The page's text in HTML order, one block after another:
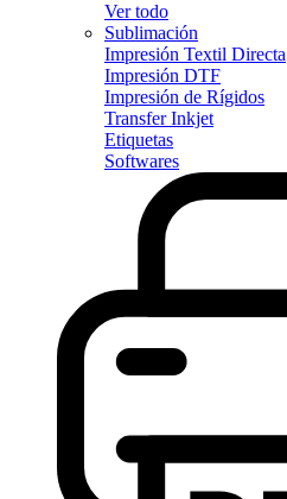
Ver todo
Sublimación
Impresión Textil Directa
Impresión DTF
Impresión de Rígidos
Transfer Inkjet
Etiquetas
Softwares